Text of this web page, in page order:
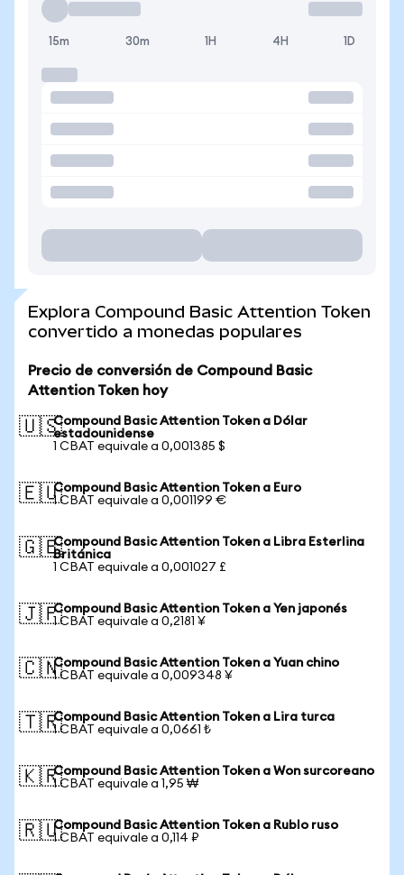
15m 30m 1H 4H 1D
Explora Compound Basic Attention Token
convertido a monedas populares
Precio de conversión de Compound Basic
Attention Token hoy
🇺🇸Compound Basic Attention Token a Dólar
estadounidense
1 CBAT equivale a 0,001385 $
🇪🇺Compound Basic Attention Token a Euro
1 CBAT equivale a 0,001199 €
🇬🇧Compound Basic Attention Token a Libra Esterlina
Británica
1 CBAT equivale a 0,001027 £
🇯🇵Compound Basic Attention Token a Yen japonés
1 CBAT equivale a 0,2181 ¥
🇨🇳Compound Basic Attention Token a Yuan chino
1 CBAT equivale a 0,009348 ¥
🇹🇷Compound Basic Attention Token a Lira turca
1 CBAT equivale a 0,0661 ₺
🇰🇷Compound Basic Attention Token a Won surcoreano
1 CBAT equivale a 1,95 ₩
🇷🇺Compound Basic Attention Token a Rublo ruso
1 CBAT equivale a 0,114 ₽